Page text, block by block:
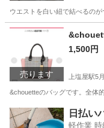
ウエストを白い紐で結べるの
鹿児島 鹿児島市
売ります
1,500円
上塩屋駅5
&chouetteのバッグです。全体
鹿児島 鹿児島市 上塩
日払い
軽作業 時